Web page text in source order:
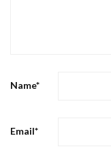
Name*
Email*